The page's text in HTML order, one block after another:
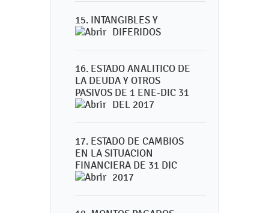
15. INTANGIBLES Y
DIFERIDOS
16. ESTADO ANALITICO DE
LA DEUDA Y OTROS
PASIVOS DE 1 ENE-DIC 31
DEL 2017
17. ESTADO DE CAMBIOS
EN LA SITUACION
FINANCIERA DE 31 DIC
2017